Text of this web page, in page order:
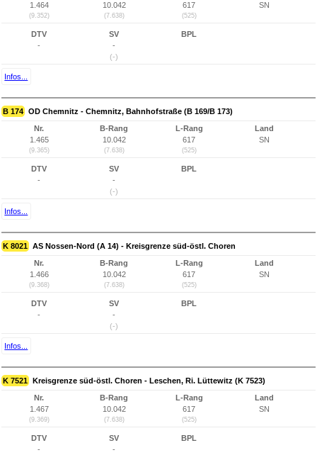
1.464
(9.352)
10.042
(7.638)
617
(525)
SN
DTV
-
SV
-
(-)
BPL
Infos...
B 174 OD Chemnitz - Chemnitz, Bahnhofstraße (B 169/B 173)
Nr.
1.465
(9.365)
B-Rang
10.042
(7.638)
L-Rang
617
(525)
Land
SN
DTV
-
SV
-
(-)
BPL
Infos...
K 8021 AS Nossen-Nord (A 14) - Kreisgrenze süd-östl. Choren
Nr.
1.466
(9.368)
B-Rang
10.042
(7.638)
L-Rang
617
(525)
Land
SN
DTV
-
SV
-
(-)
BPL
Infos...
K 7521 Kreisgrenze süd-östl. Choren - Leschen, Ri. Lüttewitz (K 7523)
Nr.
1.467
(9.369)
B-Rang
10.042
(7.638)
L-Rang
617
(525)
Land
SN
DTV
-
SV
-
BPL